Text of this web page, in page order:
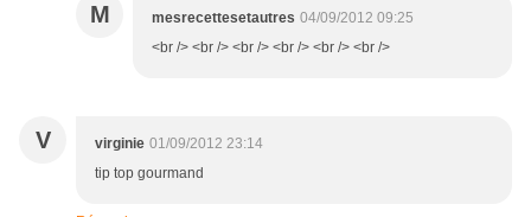
M mesrecettesetautres 04/09/2012 09:25
<br /> <br /> <br /> <br /> <br /> <br />
V virginie 01/09/2012 23:14
tip top gourmand